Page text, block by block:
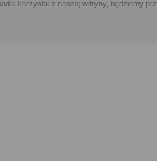
korzystał z naszej witryny, będziemy